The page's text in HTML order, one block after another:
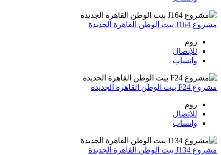
مشروع J164 بيت الوطن القاهرة الجديدة
زوم
للإتصال
واتساب
مشروع F24 بيت الوطن القاهرة الجديدة
زوم
للإتصال
واتساب
مشروع J134 بيت الوطن القاهرة الجديدة